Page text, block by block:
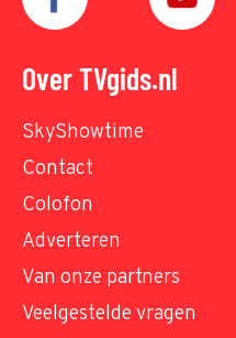
Over TVgids.nl
SkyShowtime
Contact
Colofon
Adverteren
Van onze partners
Veelgestelde vragen